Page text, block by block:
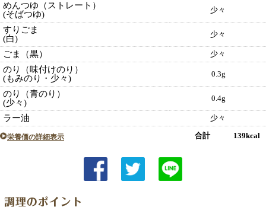
めんつゆ（ストレート）
(そばつゆ)
少々
すりごま
(白)
少々
ごま（黒） 少々
のり（味付けのり）
(もみのり・少々)
0.3g
のり（青のり）
(少々)
0.4g
ラー油 少々
栄養価の詳細表示 合計 139kcal